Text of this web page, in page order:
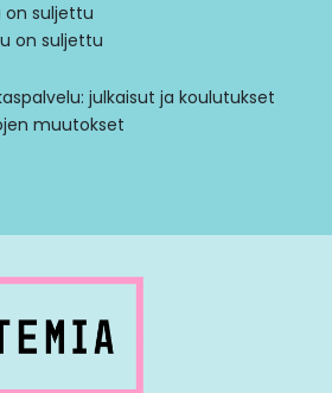
on suljettu
on suljettu
julkaisut ja koulutukset
muutokset